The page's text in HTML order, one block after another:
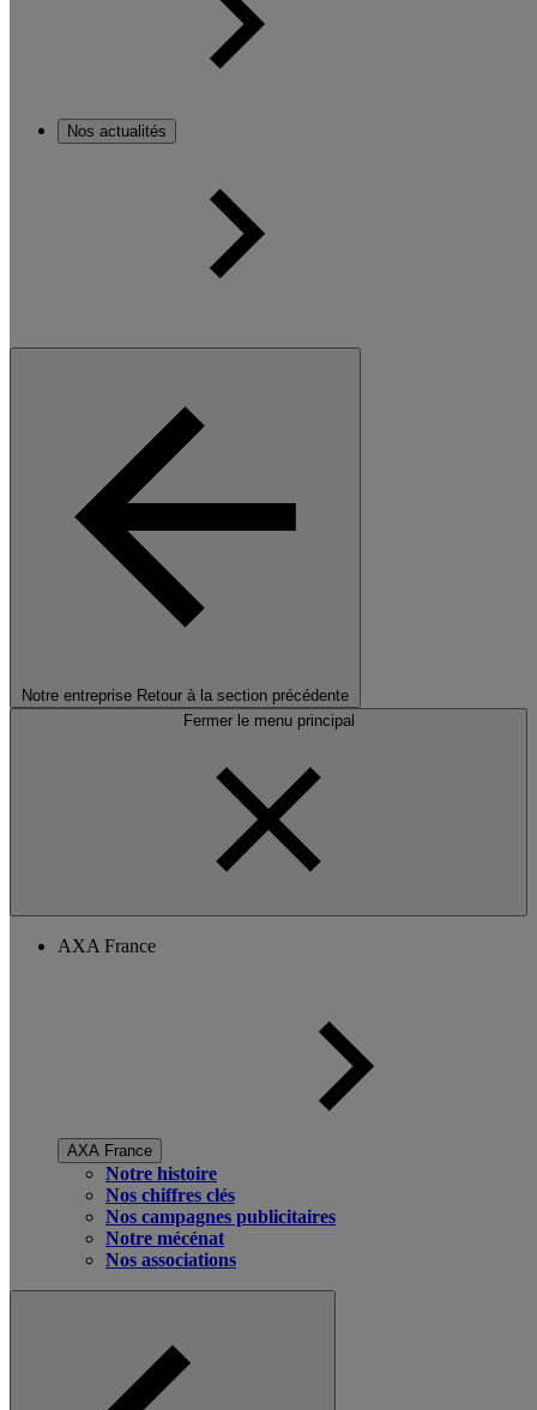
Nos actualités
Notre entreprise Retour à la section précédente
Fermer le menu principal
AXA France
AXA France
Notre histoire
Nos chiffres clés
Nos campagnes publicitaires
Notre mécénat
Nos associations